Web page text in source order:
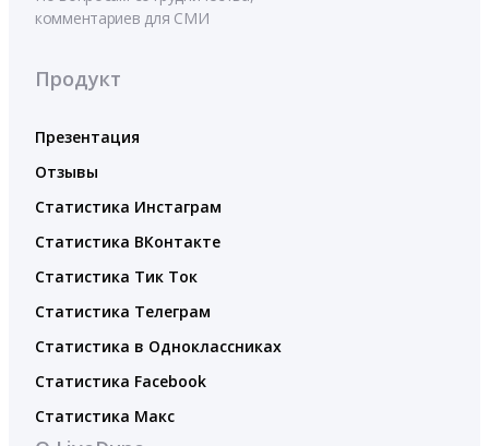
комментариев для СМИ
Продукт
Презентация
Отзывы
Статистика Инстаграм
Статистика ВКонтакте
Статистика Тик Ток
Статистика Телеграм
Статистика в Одноклассниках
Статистика Facebook
Статистика Макс